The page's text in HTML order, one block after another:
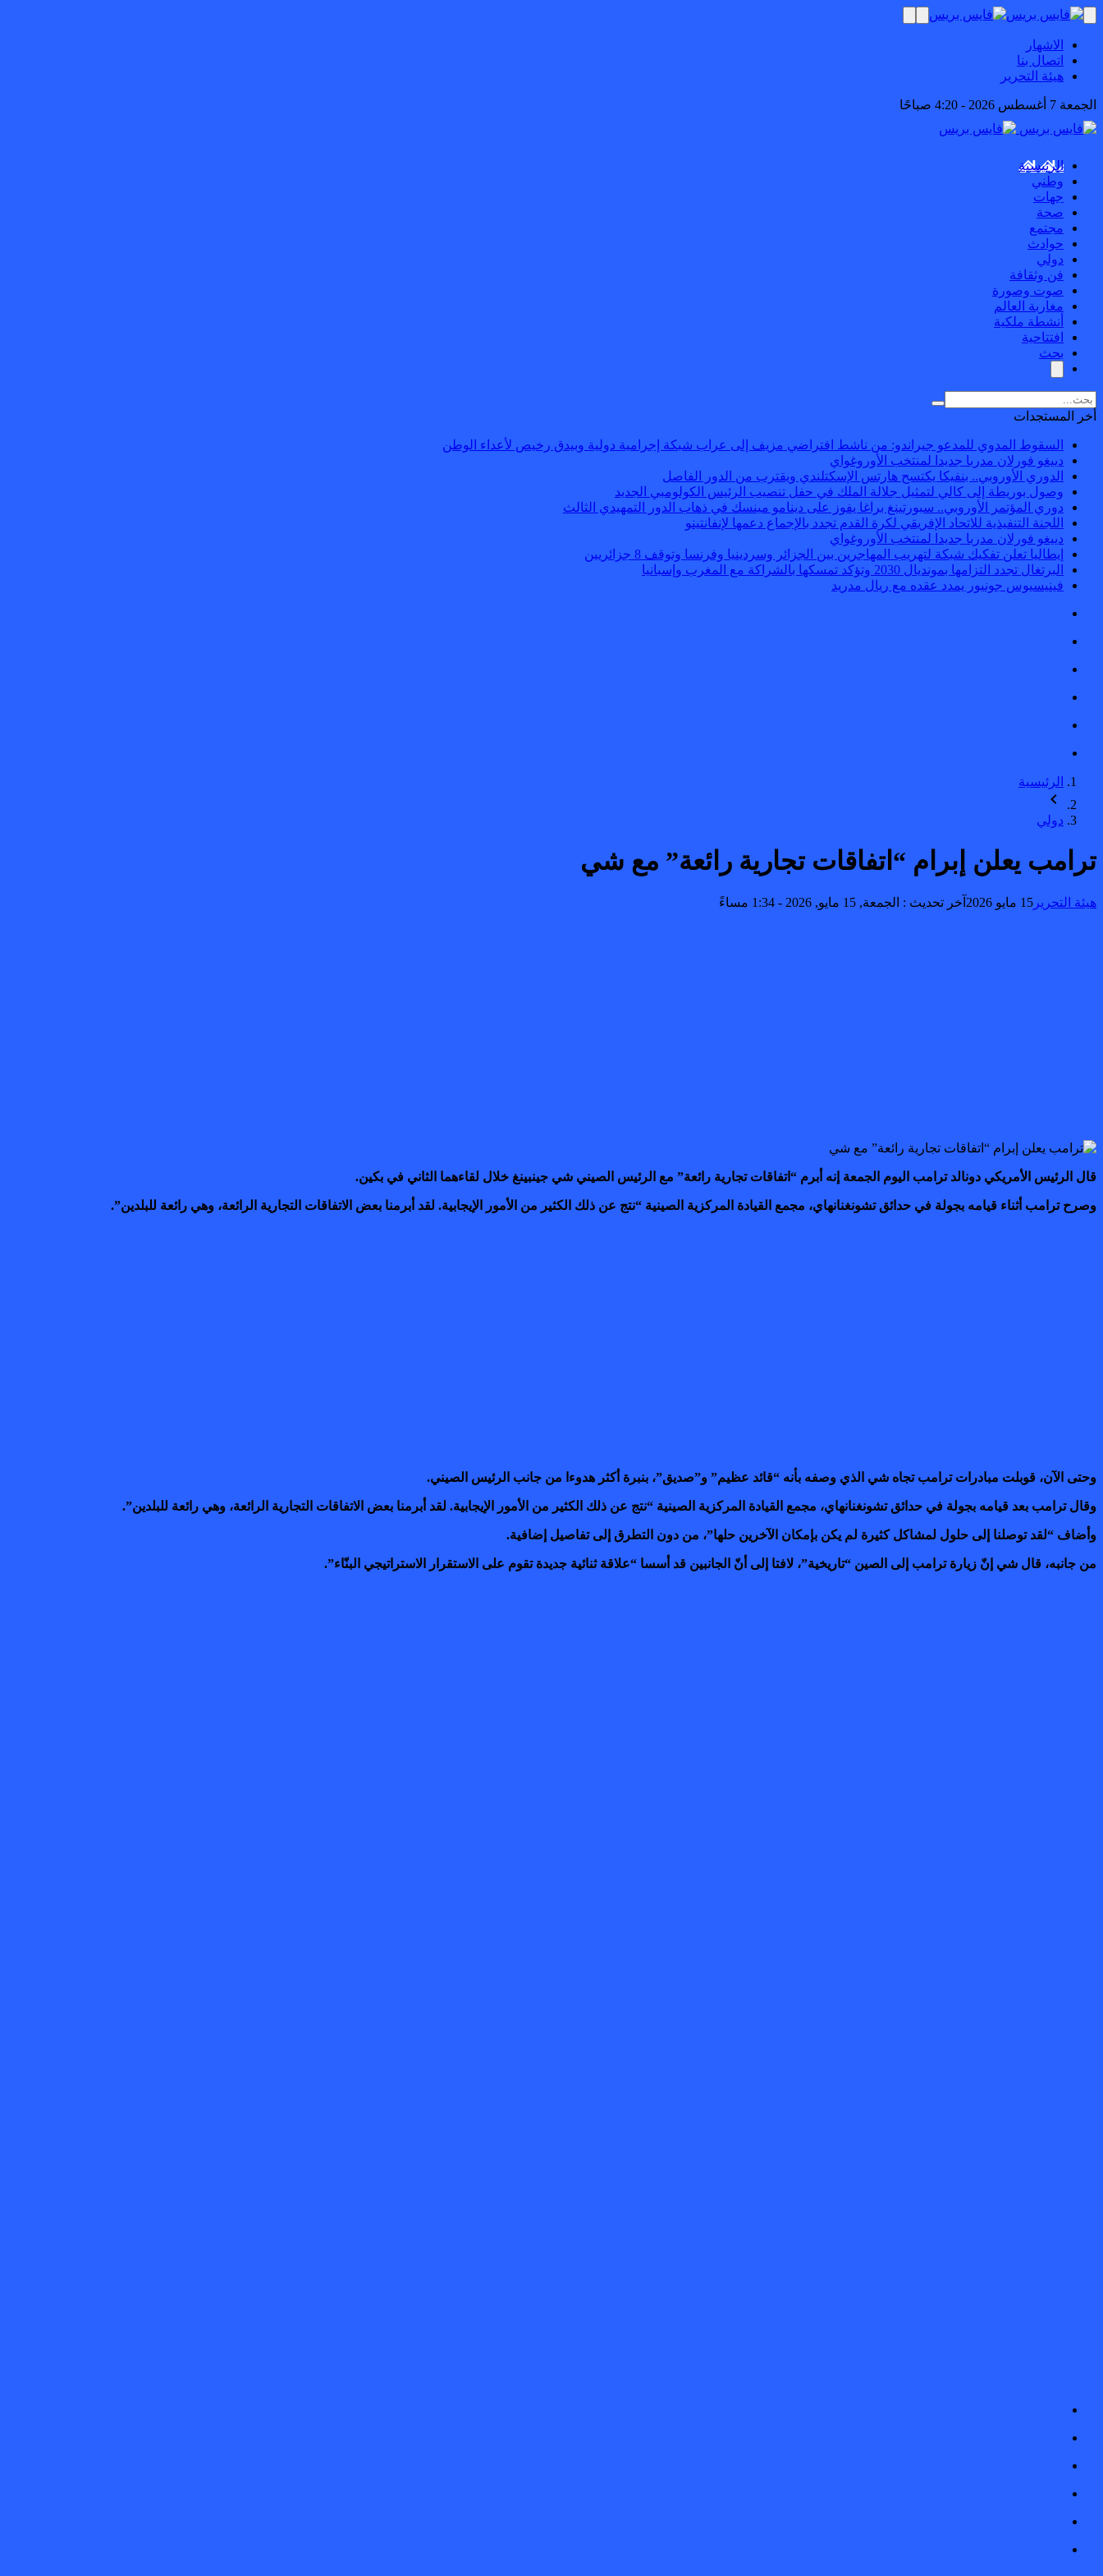
الاشهار
اتصال بنا
هيئة التحرير
الجمعة 7 أغسطس 2026 - 4:20 صباحًا
الرئيسية
وطني
جهات
صحة
مجتمع
حوادث
دولي
فن وثقافة
صوت وصورة
مغاربة العالم
أنشطة ملكية
افتتاحية
بحث
أخر المستجدات
السقوط المدوي للمدعو جيراندو: من ناشط افتراضي مزيف إلى عراب شبكة إجرامية دولية وبيدق رخيص لأعداء الوطن
دييغو فورلان مدربا جديدا لمنتخب الأوروغواي
الدوري الأوروبي.. بنفيكا يكتسح هارتس الإسكتلندي ويقترب من الدور الفاصل
وصول بوريطة إلى كالي لتمثيل جلالة الملك في حفل تنصيب الرئيس الكولومبي الجديد
دوري المؤتمر الأوروبي.. سبورتينغ براغا يفوز على دينامو مينسك في ذهاب الدور التمهيدي الثالث
اللجنة التنفيذية للاتحاد الإفريقي لكرة القدم تجدد بالإجماع دعمها لإنفانتينو
دييغو فورلان مدربا جديدا لمنتخب الأوروغواي
إيطاليا تعلن تفكيك شبكة لتهريب المهاجرين بين الجزائر وسردينيا وفرنسا وتوقف 8 جزائريين
البرتغال تجدد التزامها بمونديال 2030 وتؤكد تمسكها بالشراكة مع المغرب وإسبانيا
فينيسيوس جونيور يمدد عقده مع ريال مدريد
الرئيسية
دولي
ترامب يعلن إبرام “اتفاقات تجارية رائعة” مع شي
هيئة التحرير 15 مايو 2026 آخر تحديث : الجمعة, 15 مايو, 2026 - 1:34 مساءً
قال الرئيس الأمريكي دونالد ترامب اليوم الجمعة إنه أبرم “اتفاقات تجارية رائعة” مع الرئيس الصيني شي جينبينغ خلال لقاءهما الثاني في بكين.
وصرح ترامب أثناء قيامه بجولة في حدائق تشونغنانهاي، مجمع القيادة المركزية الصينية “نتج عن ذلك الكثير من الأمور الإيجابية. لقد أبرمنا بعض الاتفاقات التجارية الرائعة، وهي رائعة للبلدين”.
وحتى الآن، قوبلت مبادرات ترامب تجاه شي الذي وصفه بأنه “قائد عظيم” و”صديق”، بنبرة أكثر هدوءا من جانب الرئيس الصيني.
وقال ترامب بعد قيامه بجولة في حدائق تشونغنانهاي، مجمع القيادة المركزية الصينية “نتج عن ذلك الكثير من الأمور الإيجابية. لقد أبرمنا بعض الاتفاقات التجارية الرائعة، وهي رائعة للبلدين”.
وأضاف “لقد توصلنا إلى حلول لمشاكل كثيرة لم يكن بإمكان الآخرين حلها”، من دون التطرق إلى تفاصيل إضافية.
من جانبه، قال شي إنّ زيارة ترامب إلى الصين “تاريخية”، لافتا إلى أنّ الجانبين قد أسسا “علاقة ثنائية جديدة تقوم على الاستقرار الاستراتيجي البنّاء”.